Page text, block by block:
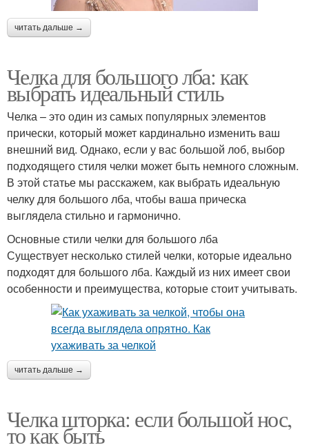
читать дальше →
Челка для большого лба: как
выбрать идеальный стиль
Челка – это один из самых популярных элементов
прически, который может кардинально изменить ваш
внешний вид. Однако, если у вас большой лоб, выбор
подходящего стиля челки может быть немного сложным.
В этой статье мы расскажем, как выбрать идеальную
челку для большого лба, чтобы ваша прическа
выглядела стильно и гармонично.
Основные стили челки для большого лба
Существует несколько стилей челки, которые идеально
подходят для большого лба. Каждый из них имеет свои
особенности и преимущества, которые стоит учитывать.
читать дальше →
Челка шторка: если большой нос,
то как быть